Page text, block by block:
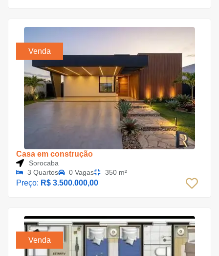
Venda
Casa em construção
Sorocaba
3 Quartos
0 Vagas 350 m²
Preço: R$ 3.500.000,00
Venda